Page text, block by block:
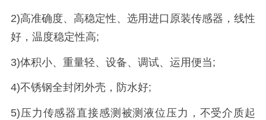
2)高准确度、高稳定性、选用进口原装传感器，线性
好，温度稳定性高;
3)体积小、重量轻、设备、调试、运用便当;
4)不锈钢全封闭外壳，防水好;
5)压力传感器直接感测被测液位压力，不受介质起